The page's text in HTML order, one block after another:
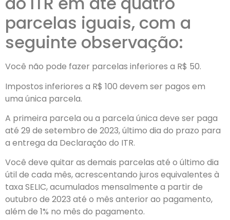
parcelas iguais, com a
seguinte observação:
Você não pode fazer parcelas inferiores a R$ 50.
Impostos inferiores a R$ 100 devem ser pagos em
uma única parcela.
A primeira parcela ou a parcela única deve ser paga
até 29 de setembro de 2023, último dia do prazo para
a entrega da Declaração do ITR.
Você deve quitar as demais parcelas até o último dia
útil de cada mês, acrescentando juros equivalentes à
taxa SELIC, acumulados mensalmente a partir de
outubro de 2023 até o mês anterior ao pagamento,
além de 1% no mês do pagamento.